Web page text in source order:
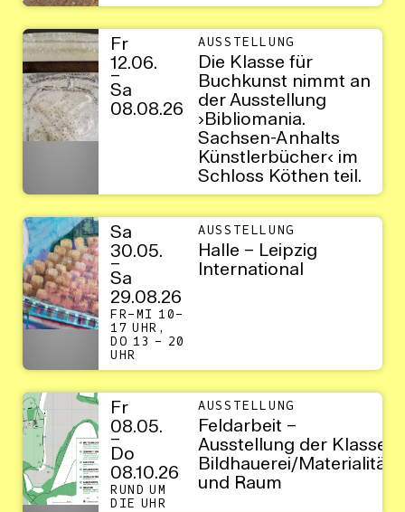
Fr
12.06.
–
Sa
08.08.26
AUSSTELLUNG
Die Klasse für
Buchkunst nimmt an
der Ausstellung
›Bibliomania.
Sachsen-Anhalts
Künstlerbücher‹ im
Schloss Köthen teil.
Sa
30.05.
–
Sa
29.08.26
FR–MI 10–
17 UHR,
DO 13 – 20
UHR
AUSSTELLUNG
Halle – Leipzig
International
Fr
08.05.
–
Do
08.10.26
RUND UM
DIE UHR
AUSSTELLUNG
Feldarbeit –
Ausstellung der Klasse
Bildhauerei/Materialität
und Raum